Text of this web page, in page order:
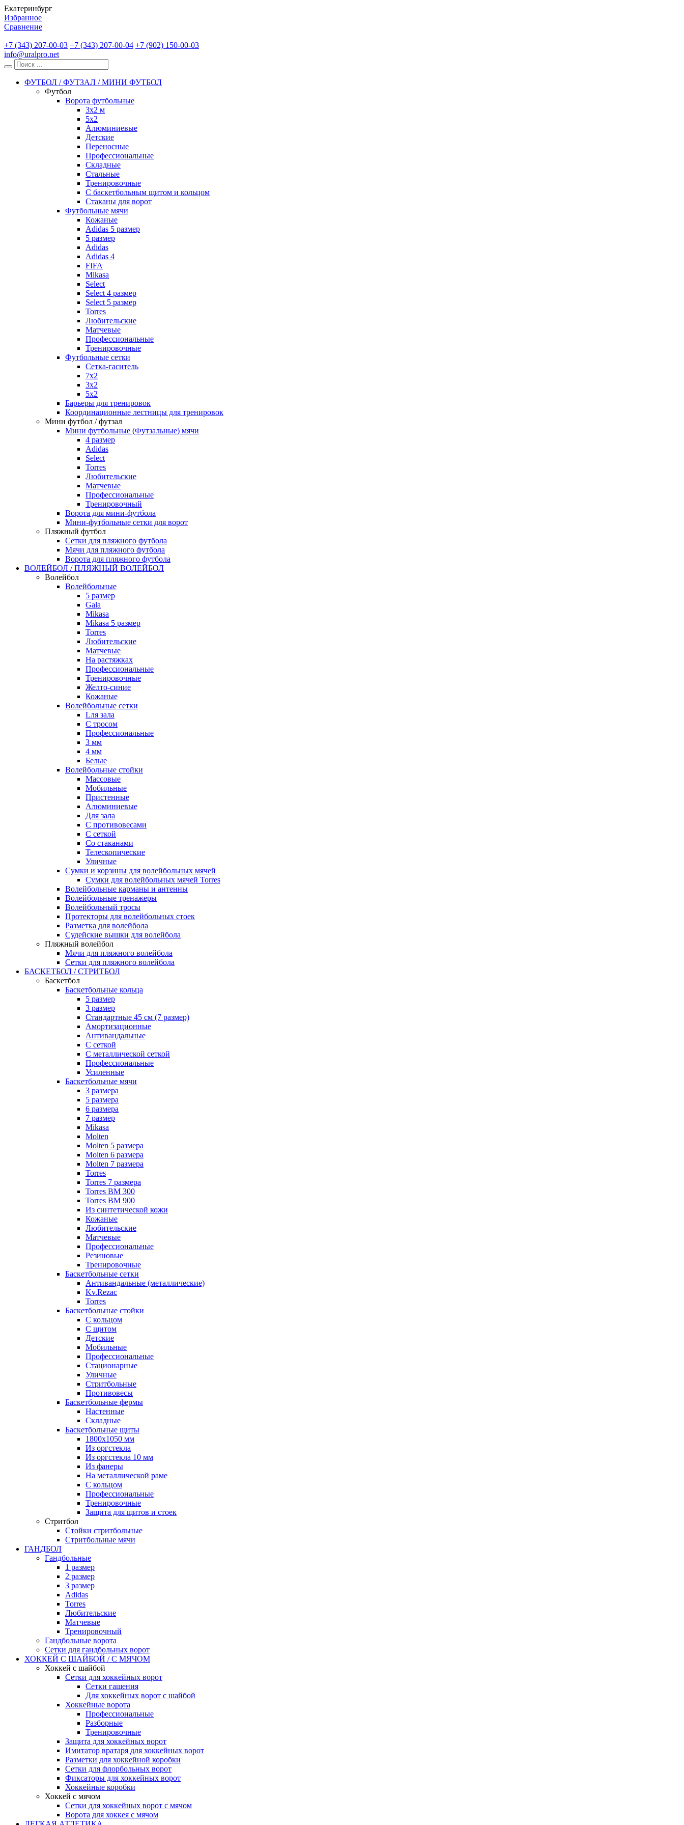
Екатеринбург
Избранное
Сравнение
+7 (343) 207-00-03 +7 (343) 207-00-04 +7 (902) 150-00-03
info@uralpro.net
ФУТБОЛ / ФУТЗАЛ / МИНИ ФУТБОЛ
Футбол
Ворота футбольные
3х2 м
5х2
Алюминиевые
Детские
Переносные
Профессиональные
Складные
Стальные
Тренировочные
С баскетбольным щитом и кольцом
Стаканы для ворот
Футбольные мячи
Кожаные
Adidas 5 размер
5 размер
Adidas
Adidas 4
FIFA
Mikasa
Select
Select 4 размер
Select 5 размер
Torres
Любительские
Матчевые
Профессиональные
Тренировочные
Футбольные сетки
Сетка-гаситель
7x2
3х2
5х2
Барьеры для тренировок
Координационные лестницы для тренировок
Мини футбол / футзал
Мини футбольные (Футзальные) мячи
4 размер
Adidas
Select
Torres
Любительские
Матчевые
Профессиональные
Тренировочный
Ворота для мини-футбола
Мини-футбольные сетки для ворот
Пляжный футбол
Сетки для пляжного футбола
Мячи для пляжного футбола
Ворота для пляжного футбола
ВОЛЕЙБОЛ / ПЛЯЖНЫЙ ВОЛЕЙБОЛ
Волейбол
Волейбольные
5 размер
Gala
Mikasa
Mikasa 5 размер
Torres
Любительские
Матчевые
На растяжках
Профессиональные
Тренировочные
Желто-синие
Кожаные
Волейбольные сетки
Lля зала
C тросом
Профессиональные
3 мм
4 мм
Белые
Волейбольные стойки
Массовые
Мобильные
Пристенные
Алюминиевые
Для зала
С противовесами
С сеткой
Со стаканами
Телескопические
Уличные
Сумки и корзины для волейбольных мячей
Сумки для волейбольных мячей Torres
Волейбольные карманы и антенны
Волейбольные тренажеры
Волейбольный тросы
Протекторы для волейбольных стоек
Разметка для волейбола
Судейские вышки для волейбола
Пляжный волейбол
Мячи для пляжного волейбола
Сетки для пляжного волейбола
БАСКЕТБОЛ / СТРИТБОЛ
Баскетбол
Баскетбольные кольца
5 размер
3 размер
Стандартные 45 см (7 размер)
Амортизационные
Антивандальные
С сеткой
С металлической сеткой
Профессиональные
Усиленные
Баскетбольные мячи
3 размера
5 размера
6 размера
7 размер
Mikasa
Molten
Molten 5 размера
Molten 6 размера
Molten 7 размера
Torres
Torres 7 размера
Torres BM 300
Torres BM 900
Из синтетической кожи
Кожаные
Любительские
Матчевые
Профессиональные
Резиновые
Тренировочные
Баскетбольные сетки
Антивандальные (металлические)
Kv.Rezac
Torres
Баскетбольные стойки
С кольцом
С щитом
Детские
Мобильные
Профессиональные
Стационарные
Уличные
Стритбольные
Противовесы
Баскетбольные фермы
Настенные
Складные
Баскетбольные щиты
1800х1050 мм
Из оргстекла
Из оргстекла 10 мм
Из фанеры
На металлической раме
С кольцом
Профессиональные
Тренировочные
Защита для щитов и стоек
Стритбол
Стойки стритбольные
Стритбольные мячи
ГАНДБОЛ
Гандбольные
1 размер
2 размер
3 размер
Adidas
Torres
Любительские
Матчевые
Тренировочный
Гандбольные ворота
Сетки для гандбольных ворот
ХОККЕЙ С ШАЙБОЙ / С МЯЧОМ
Хоккей с шайбой
Сетки для хоккейных ворот
Сетки гашения
Для хоккейных ворот с шайбой
Хоккейные ворота
Профессиональные
Разборные
Тренировочные
Защита для хоккейных ворот
Имитатор вратаря для хоккейных ворот
Разметки для хоккейной коробки
Сетки для флорбольных ворот
Фиксаторы для хоккейных ворот
Хоккейные коробки
Хоккей с мячом
Сетки для хоккейных ворот с мячом
Ворота для хоккея с мячом